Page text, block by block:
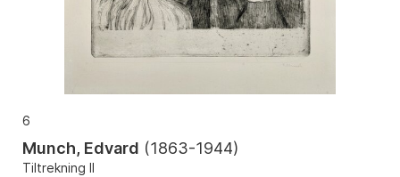
6
Munch, Edvard (1863-1944)
Tiltrekning II